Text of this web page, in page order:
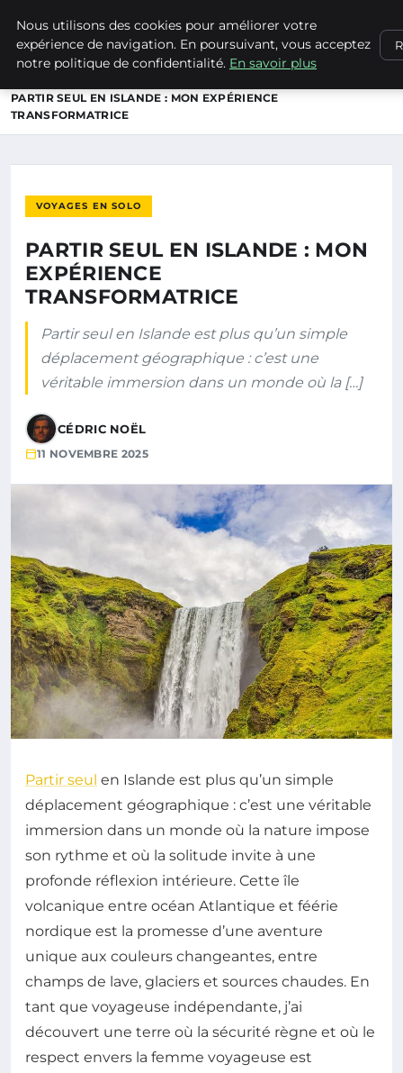
NATURE EN LORRAINE
PARTIR SEUL EN ISLANDE : MON EXPÉRIENCE
TRANSFORMATRICE
VOYAGES EN SOLO
PARTIR SEUL EN ISLANDE : MON
EXPÉRIENCE
TRANSFORMATRICE
Partir seul en Islande est plus qu’un simple
déplacement géographique : c’est une
véritable immersion dans un monde où la […]
CÉDRIC NOËL
11 NOVEMBRE 2025
Partir seul en Islande est plus qu’un simple
déplacement géographique : c’est une véritable
immersion dans un monde où la nature impose
son rythme et où la solitude invite à une
profonde réflexion intérieure. Cette île
volcanique entre océan Atlantique et féérie
nordique est la promesse d’une aventure
unique aux couleurs changeantes, entre
champs de lave, glaciers et sources chaudes. En
tant que voyageuse indépendante, j’ai
découvert une terre où la sécurité règne et où le
respect envers la femme voyageuse est
Nous utilisons des cookies pour améliorer votre
expérience de navigation. En poursuivant, vous acceptez
notre politique de confidentialité. En savoir plus